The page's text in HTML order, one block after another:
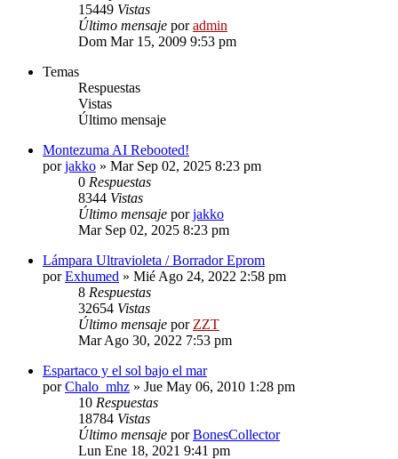
15449 Vistas
Último mensaje poradmin
Dom Mar 15, 2009 9:53 pm
Temas
Respuestas
Vistas
Último mensaje
Montezuma AI Rebooted!
porjakko » Mar Sep 02, 2025 8:23 pm
0 Respuestas
8344 Vistas
Último mensaje porjakko
Mar Sep 02, 2025 8:23 pm
Lámpara Ultravioleta / Borrador Eprom
porExhumed » Mié Ago 24, 2022 2:58 pm
8 Respuestas
32654 Vistas
Último mensaje por ZZT
Mar Ago 30, 2022 7:53 pm
Espartaco y el sol bajo el mar
porChalo_mhz » Jue May 06, 2010 1:28 pm
10 Respuestas
18784 Vistas
Último mensaje porBonesCollector
Lun Ene 18, 2021 9:41 pm